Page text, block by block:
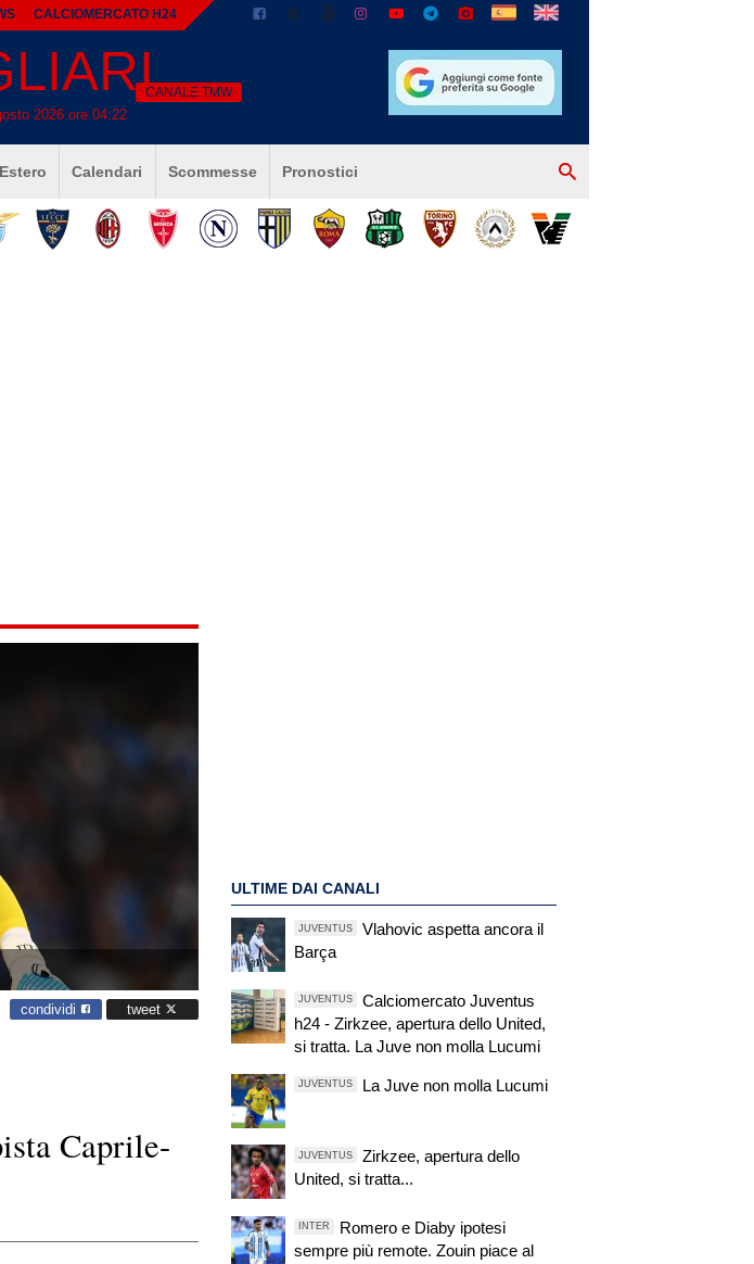
CALCIOMERCATO H24
2026 ore 04:22
CANALE TMW
Calendari Scommesse Pronostici
condividi tweet
Caprile-
ULTIME DAI CANALI
JUVENTUS
Vlahovic aspetta ancora il
Barça
JUVENTUS
Calciomercato Juventus
h24 - Zirkzee, apertura dello United,
si tratta. La Juve non molla Lucumi
JUVENTUS La Juve non molla Lucumi
JUVENTUS
Zirkzee, apertura dello
United, si tratta...
INTER
Romero e Diaby ipotesi
sempre più remote. Zouin piace al